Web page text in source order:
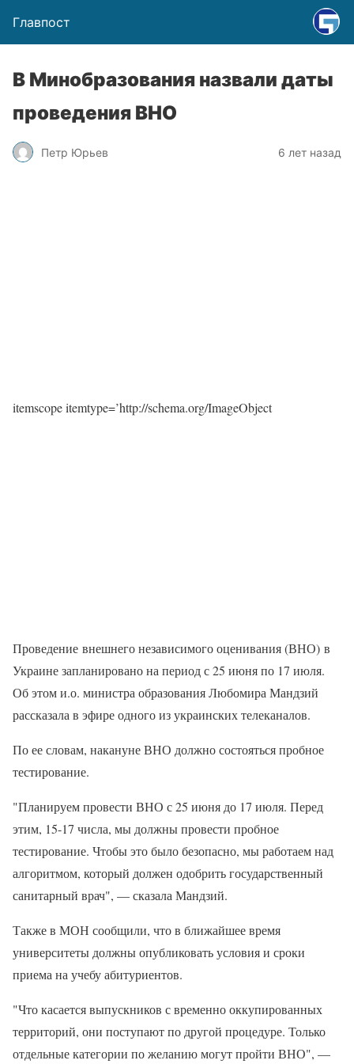
Главпост
В Минобразования назвали даты
проведения ВНО
Петр Юрьев 6 лет назад
itemscope itemtype=’http://schema.org/ImageObject
Проведение внешнего независимого оценивания (ВНО) в
Украине запланировано на период с 25 июня по 17 июля.
Об этом и.о. министра образования Любомира Мандзий
рассказала в эфире одного из украинских телеканалов.
По ее словам, накануне ВНО должно состояться пробное
тестирование.
"Планируем провести ВНО с 25 июня до 17 июля. Перед
этим, 15-17 числа, мы должны провести пробное
тестирование. Чтобы это было безопасно, мы работаем над
алгоритмом, который должен одобрить государственный
санитарный врач", — сказала Мандзий.
Также в МОН сообщили, что в ближайшее время
университеты должны опубликовать условия и сроки
приема на учебу абитуриентов.
"Что касается выпускников с временно оккупированных
территорий, они поступают по другой процедуре. Только
отдельные категории по желанию могут пройти ВНО", —